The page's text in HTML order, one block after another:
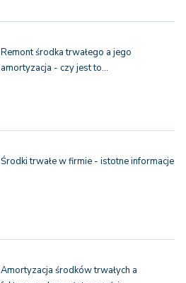
Remont środka trwałego a jego
amortyzacja - czy jest to…
Środki trwałe w firmie - istotne informacje
Amortyzacja środków trwałych a